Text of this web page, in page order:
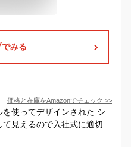
みる
価格と在庫をAmazonでチェック >>
使ってデザインされた シ
見えるので入社式に適切